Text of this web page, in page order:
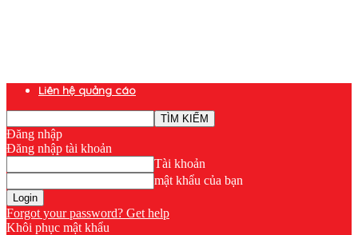
Liên hệ quảng cáo
Đăng nhập
Đăng nhập tài khoản
Tài khoản
mật khẩu của bạn
Forgot your password? Get help
Khôi phục mật khẩu